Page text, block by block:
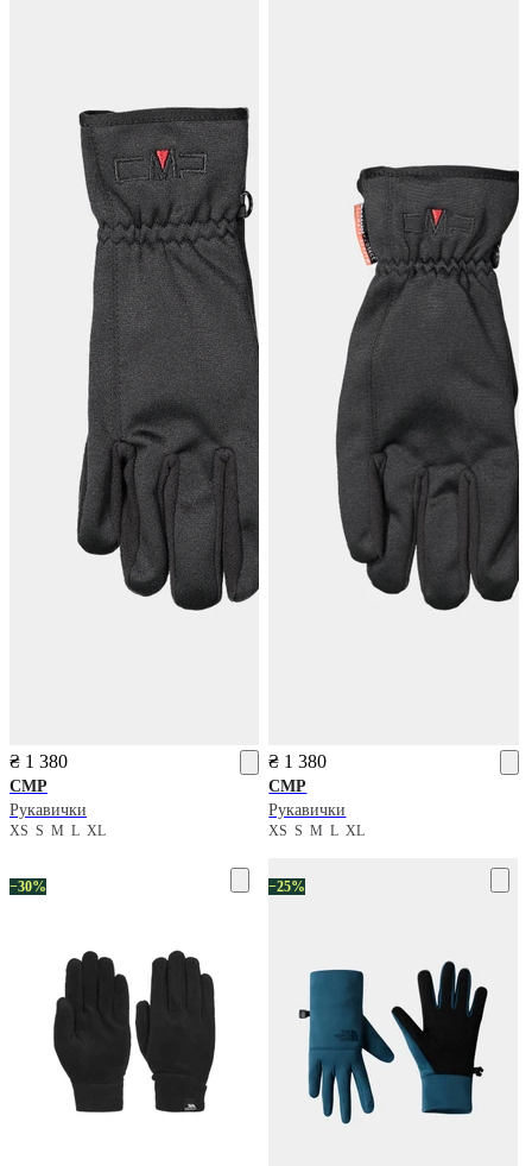
₴ 1 380
CMP
Рукавички
XS S M L XL
₴ 1 380
CMP
Рукавички
XSSMLXL
−30% −25%